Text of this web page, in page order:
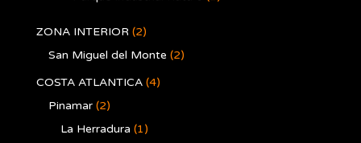
ZONA INTERIOR (2)
San Miguel del Monte (2)
COSTA ATLANTICA (4)
Pinamar (2)
La Herradura (1)